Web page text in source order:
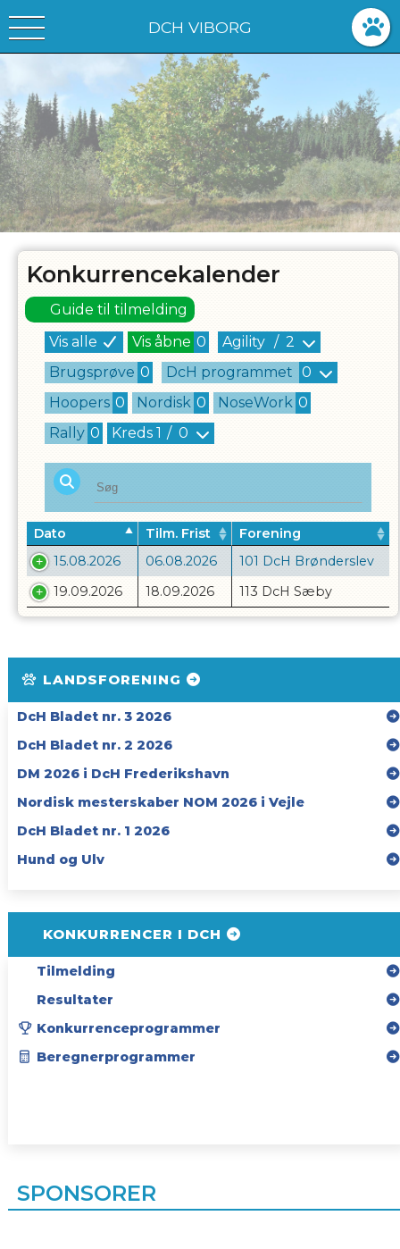
DCH VIBORG
Konkurrencekalender
Guide til tilmelding
Vis alle
Vis åbne 0 Agility / 2
Brugsprøve 0 DcH programmet 0
Hoopers 0 Nordisk 0 NoseWork 0
Rally 0 Kreds 1 / 0
Dato Tilm. Frist
Forening
15.08.2026
06.08.2026
101 DcH Brønderslev
19.09.2026
18.09.2026 113 DcH Sæby
LANDSFORENING
DcH Bladet nr. 3 2026
DcH Bladet nr. 2 2026
DM 2026 i DcH Frederikshavn
Nordisk mesterskaber NOM 2026 i Vejle
DcH Bladet nr. 1 2026
Hund og Ulv
KONKURRENCER I DCH
Tilmelding
Resultater
Konkurrenceprogrammer
Beregnerprogrammer
SPONSORER